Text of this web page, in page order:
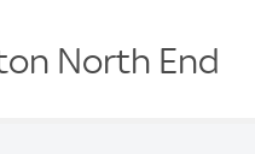
North End